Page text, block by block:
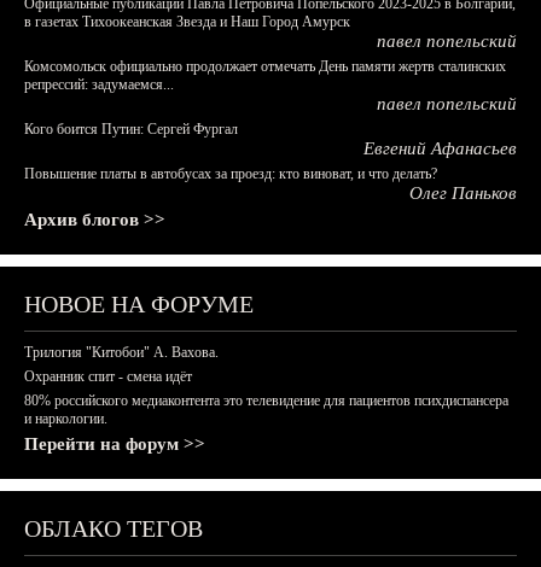
Официальные публикации Павла Петровича Попельского 2023-2025 в Болгарии,
в газетах Тихоокеанская Звезда и Наш Город Амурск
павел попельский
Комсомольск официально продолжает отмечать День памяти жертв сталинских
репрессий: задумаемся...
павел попельский
Кого боится Путин: Сергей Фургал
Евгений Афанасьев
Повышение платы в автобусах за проезд: кто виноват, и что делать?
Олег Паньков
Архив блогов >>
НОВОЕ НА ФОРУМЕ
Трилогия "Китобои" А. Вахова.
Охранник спит - смена идёт
80% российского медиаконтента это телевидение для пациентов психдиспансера
и наркологии.
Перейти на форум >>
ОБЛАКО ТЕГОВ